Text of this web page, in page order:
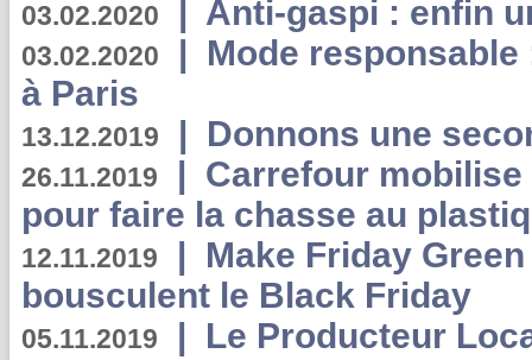
03.02.2020 | Anti-gaspi : enfin
03.02.2020 | Mode
à Paris
13.12.2019 | Donnons une
26.11.2019 | Carrefour
pour faire la chasse au
12.11.2019 | Make Friday
bousculent le Black Friday
05.11.2019 | Le Producteur